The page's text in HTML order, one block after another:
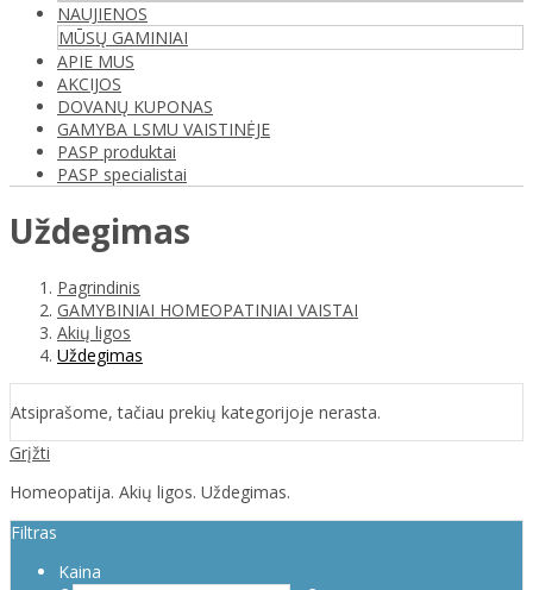
NAUJIENOS
MŪSŲ GAMINIAI
APIE MUS
AKCIJOS
DOVANŲ KUPONAS
GAMYBA LSMU VAISTINĖJE
PASP produktai
PASP specialistai
Uždegimas
Pagrindinis
GAMYBINIAI HOMEOPATINIAI VAISTAI
Akių ligos
Uždegimas
Atsiprašome, tačiau prekių kategorijoje nerasta.
Grįžti
Homeopatija. Akių ligos. Uždegimas.
Filtras
Kaina